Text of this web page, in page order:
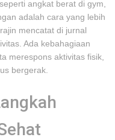
angkat berat di gym,
adalah cara yang lebih
mencatat di jurnal
Ada kebahagiaan
merespons aktivitas fisik,
bergerak.